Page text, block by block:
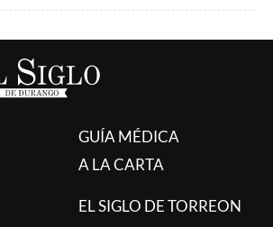
GUÍA MÉDICA
A LA CARTA
EL SIGLO DE TORREON